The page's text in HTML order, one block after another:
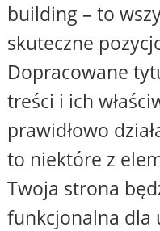
building – to
skuteczne
Dopracowane
treści i ich
prawidłowo
to niektóre z
Twoja strona
funkcjonalna dla